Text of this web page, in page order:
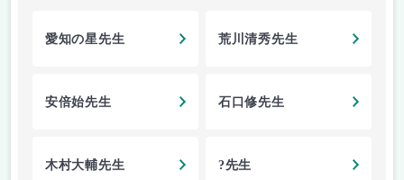
愛知の星先生 荒川清秀先生
安倍始先生 石口修先生
木村大輔先生 ?先生